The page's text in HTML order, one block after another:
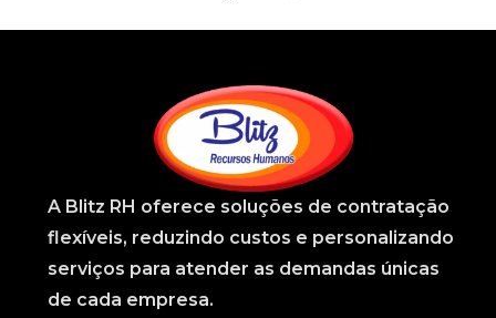
A Blitz RH oferece soluções de contratação
flexíveis, reduzindo custos e personalizando
serviços para atender as demandas únicas
de cada empresa.